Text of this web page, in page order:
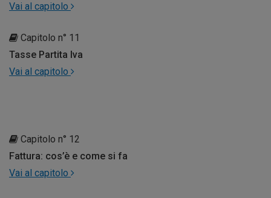
Vai al capitolo
Capitolo n° 11
Tasse Partita Iva
Vai al capitolo
Capitolo n° 12
Fattura: cos’è e come si fa
Vai al capitolo